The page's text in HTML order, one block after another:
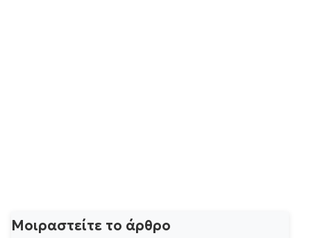
Μοιραστείτε το άρθρο